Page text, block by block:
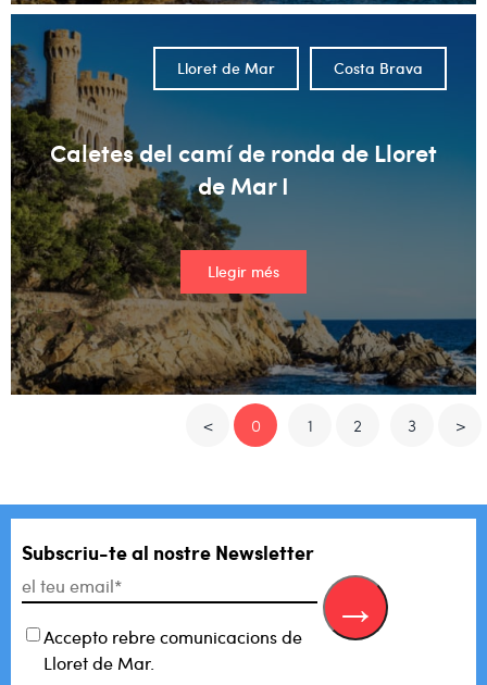
Caletes del camí de ronda de Lloret
de Mar I
Llegir més
Costa Brava
Lloret de Mar
< 0 1 2 3 >
Subscriu-te al nostre Newsletter
Accepto rebre comunicacions de
Lloret de Mar.